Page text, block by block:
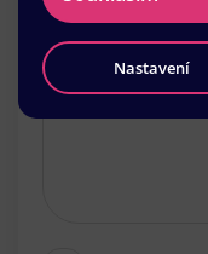
Nastavení